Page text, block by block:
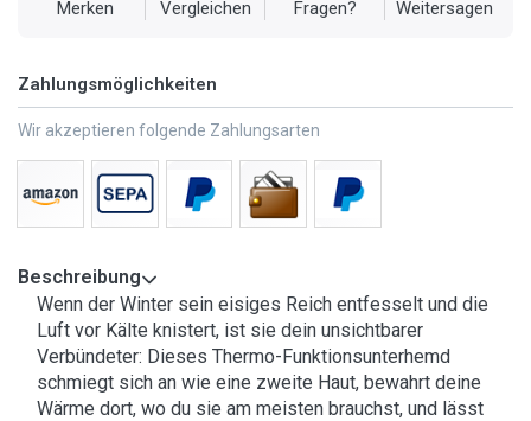
Merken Vergleichen Fragen? Weitersagen
Zahlungsmöglichkeiten
Wir akzeptieren folgende Zahlungsarten
Beschreibung
Wenn der Winter sein eisiges Reich entfesselt und die
Luft vor Kälte knistert, ist sie dein unsichtbarer
Verbündeter: Dieses Thermo-Funktionsunterhemd
schmiegt sich an wie eine zweite Haut, bewahrt deine
Wärme dort, wo du sie am meisten brauchst, und lässt